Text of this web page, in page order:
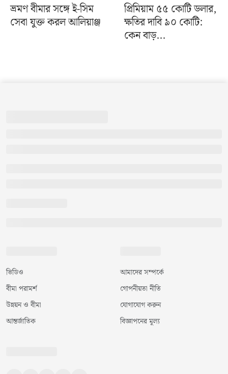
ভ্রমণ বীমার সঙ্গে ই-সিম
সেবা যুক্ত করল আলিয়াঞ্জ
প্রিমিয়াম ৫৫ কোটি ডলার,
ক্ষতির দাবি ৯০ কোটি:
কেন বাড়...
ভিডিও
বীমা পরামর্শ
উন্নয়ন ও বীমা
আন্তর্জাতিক
আমাদের সম্পর্কে
গোপনীয়তা নীতি
যোগাযোগ করুন
বিজ্ঞাপনের মূল্য